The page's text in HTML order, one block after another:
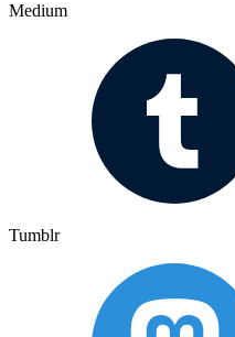
Medium
Tumblr